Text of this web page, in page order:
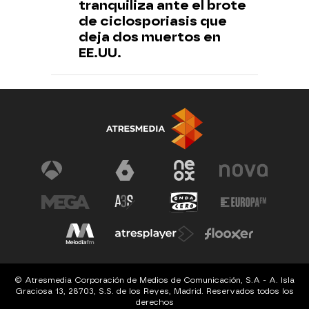
tranquiliza ante el brote
de ciclosporiasis que
deja dos muertos en
EE.UU.
© Atresmedia Corporación de Medios de Comunicación, S.A - A. Isla
Graciosa 13, 28703, S.S. de los Reyes, Madrid. Reservados todos los
derechos